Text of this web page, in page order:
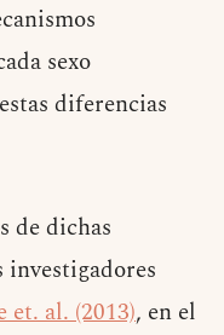
sexo
diferencias
de dichas
et. al. (2013), en el